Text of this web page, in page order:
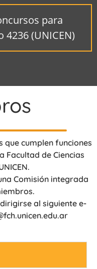
para
(UNICEN)
cumplen funciones
Facultad de Ciencias
Comisión integrada
al siguiente e-